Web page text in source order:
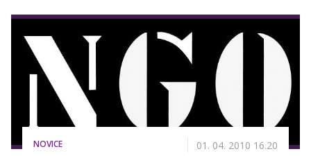
dodatka namenjamo največ pozornosti. In vse vemo,
zakaj. V torbici se namreč skriva vse, kar
potrebujemo, da preživimo dan. Od šminke, robčkov,
ključev, gumic za lase, kakšnega prigrizka, pa do
beležnice in pametnega telefona.
NOVICE 01. 04. 2010 16.20